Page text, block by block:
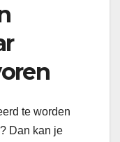
te worden
Dan kan je